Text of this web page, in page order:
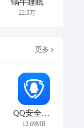
蜗牛睡眠
22.5万
更多
QQ安全中心
12.69MB